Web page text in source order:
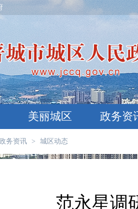
美丽城区 政务资
务资讯 > 城区动态
范永星调